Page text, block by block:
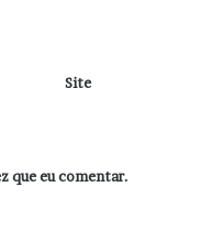
Site
que eu comentar.